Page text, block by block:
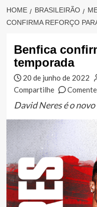
HOME BRASILEIRÃO
CONFIRMA REFORÇO
Benfica
temporada
20 de junho de 2022
Compartilhe
Comente
David Neres é o